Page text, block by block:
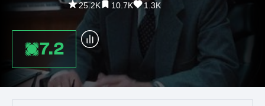
25.2K 10.7K 1.3K
7.2